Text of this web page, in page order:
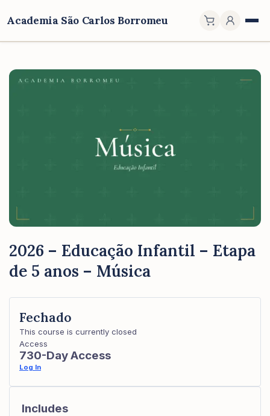
Academia São Carlos Borromeu
2026 – Educação Infantil – Etapa
de 5 anos – Música
Fechado
This course is currently closed
Access
730-Day Access
Log In
Includes